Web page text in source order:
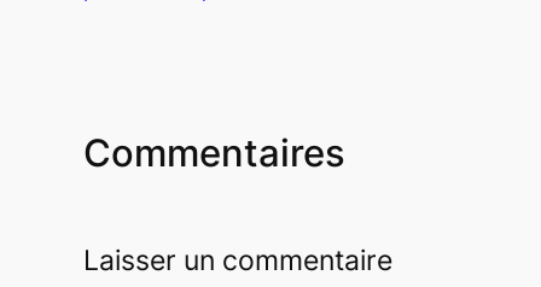
Commentaires
Laisser un commentaire